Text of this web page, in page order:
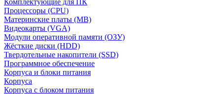
Комплектующие для ПК
Процессоры (CPU)
Материнские платы (MB)
Видеокарты (VGA)
Модули оперативной памяти (ОЗУ)
Жёсткие диски (HDD)
Твердотельные накопители (SSD)
Программное обеспечение
Корпуса и блоки питания
Корпуса
Корпуса с блоком питания